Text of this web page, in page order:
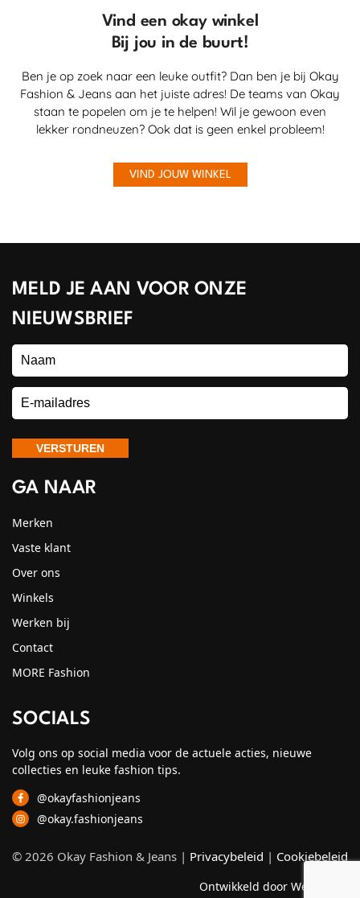
Vind een okay winkel
Bij jou in de buurt!
Ben je op zoek naar een leuke outfit? Dan ben je bij Okay
Fashion & Jeans aan het juiste adres! De teams van Okay
staan te popelen om je te helpen! Wil je gewoon even
lekker rondneuzen? Ook dat is geen enkel probleem!
VIND JOUW WINKEL
MELD JE AAN VOOR ONZE
NIEUWSBRIEF
GA NAAR
Merken
Vaste klant
Over ons
Winkels
Werken bij
Contact
MORE Fashion
SOCIALS
Volg ons op social media voor de actuele acties, nieuwe
collecties en leuke fashion tips.
@okayfashionjeans
@okay.fashionjeans
© 2026 Okay Fashion & Jeans | Privacybeleid | Cookiebeleid
Ontwikkeld door Webzuiver